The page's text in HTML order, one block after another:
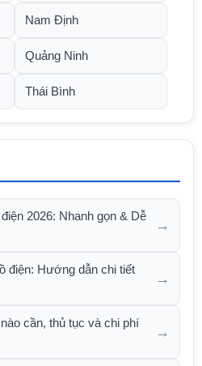
Nam Định
Quảng Ninh
Thái Bình
2026: Nhanh gọn & Dễ
→
điện: Hướng dẫn chi tiết
→
cần, thủ tục và chi phí
→